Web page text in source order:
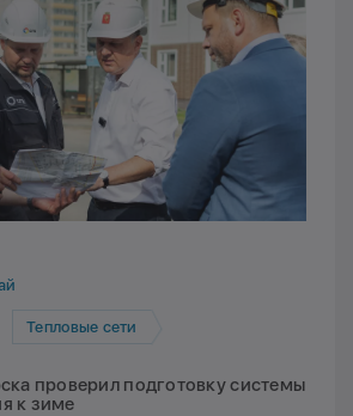
Тепловые сети
проверил подготовку системы
к зиме